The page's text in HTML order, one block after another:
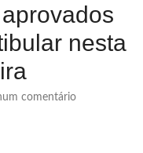
nesta
comentário